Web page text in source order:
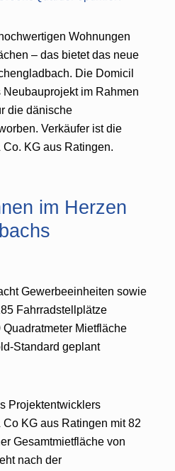
Wohnungen
– das bietet das neue
Die Domicil
Neubauprojekt im Rahmen
die dänische
Verkäufer ist die
KG aus Ratingen.
im Herzen
Gewerbeeinheiten sowie
Fahrradstellplätze
Mietfläche
Standard geplant
Projektentwicklers
KG aus Ratingen mit 82
Gesamtmietfläche von
nach der